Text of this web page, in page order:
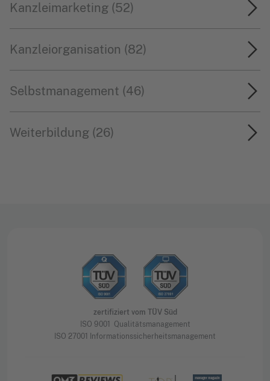
Kanzleimarketing (52)
Kanzleiorganisation (82)
Selbstmanagement (46)
Weiterbildung (26)
zertifiziert vom TÜV Süd
ISO 9001 Qualitätsmanagement
ISO 27001 Informationssicherheitsmanagement